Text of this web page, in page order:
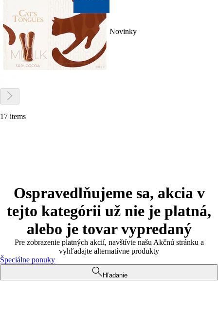
Novinky
17 items
Ospravedlňujeme sa, akcia v
tejto kategórii už nie je platná,
alebo je tovar vypredaný
Pre zobrazenie platných akcií, navštívte našu Akčnú stránku a
vyhľadajte alternatívne produkty
Špeciálne ponuky
Hľadanie